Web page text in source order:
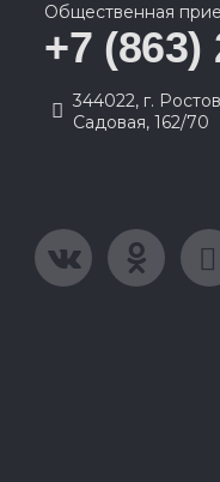
Общественная
+7 (863)
344022, г.
Садовая, 162/70